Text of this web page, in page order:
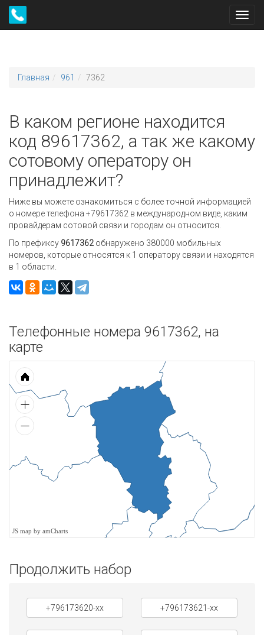
Главная 961 7362
В каком регионе находится
код 89617362, а так же какому
сотовому оператору он
принадлежит?
Ниже вы можете ознакомиться с более точной информацией
о номере телефона +79617362 в международном виде, каким
провайдерам сотовой связи и городам он относится.
По префиксу 9617362 обнаружено 380000 мобильных
номеров, которые относятся к 1 оператору связи и находятся
в 1 области.
Телефонные номера 9617362, на
карте
JS map by amCharts
Продолжить набор
+796173620-xx +796173621-xx